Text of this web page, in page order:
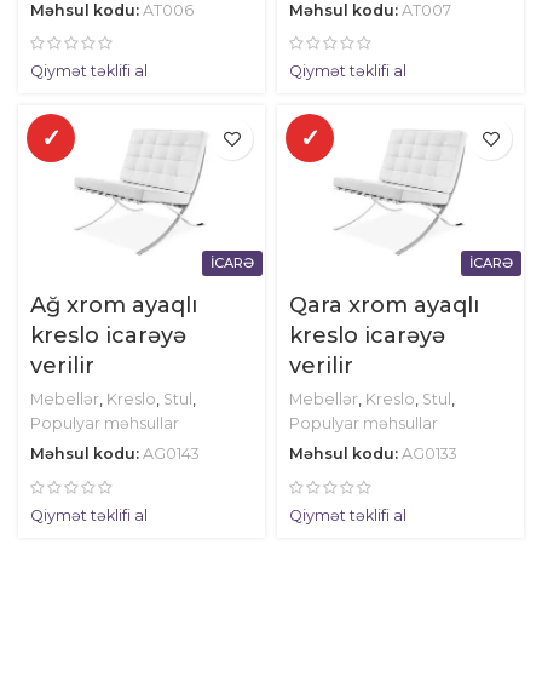
Məhsul kodu: AT006
Qiymət təklifi al
Məhsul kodu: AT007
Qiymət təklifi al
İCARƏ
✓
Ağ xrom ayaqlı
kreslo icarəyə
verilir
Mebellər, Kreslo, Stul ,
Populyar məhsullar
Məhsul kodu: AG0143
Qiymət təklifi al
İCARƏ
✓
Qara xrom ayaqlı
kreslo icarəyə
verilir
Mebellər, Kreslo, Stul ,
Populyar məhsullar
Məhsul kodu: AG0133
Qiymət təklifi al